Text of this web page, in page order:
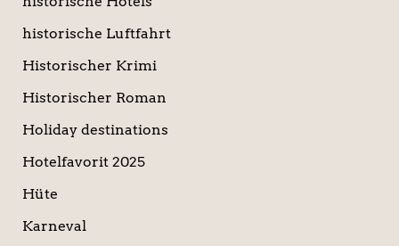
historische Luftfahrt
Historischer Krimi
Historischer Roman
Holiday destinations
Hotelfavorit 2025
Hüte
Karneval